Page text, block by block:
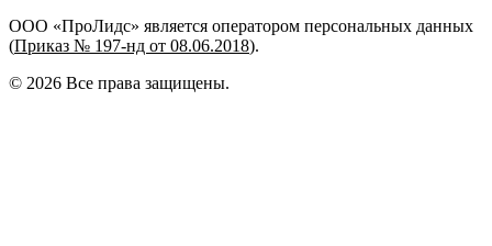
ООО «ПроЛидс» является оператором персональных данных
(Приказ № 197-нд от 08.06.2018).
© 2026 Все права защищены.